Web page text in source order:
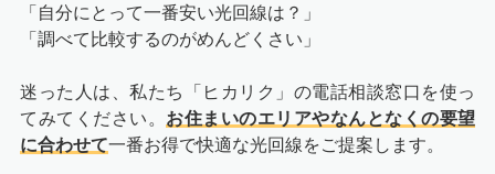
「自分にとって一番安い光回線は？」
「調べて比較するのがめんどくさい」
迷った人は、私たち「ヒカリク」の電話相談窓口を使っ
てみてください。 お住まいのエリアやなんとなくの要望
に合わせて一番お得で快適な光回線をご提案します。